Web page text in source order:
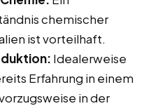
chemischer
ist vorteilhaft.
Idealerweise
Erfahrung in einem
in der